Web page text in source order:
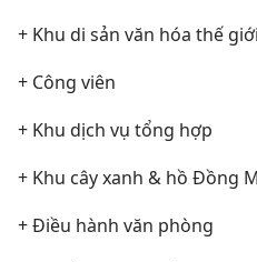
+ Khu di sản văn hóa thế giới
+ Công viên
+ Khu dịch vụ tổng hợp
+ Khu cây xanh & hồ Đồng
+ Điều hành văn phòng